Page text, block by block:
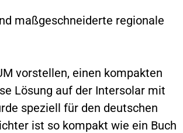
maßgeschneiderte regionale
vorstellen, einen kompakten
Lösung auf der Intersolar mit
speziell für den deutschen
ist so kompakt wie ein Buch